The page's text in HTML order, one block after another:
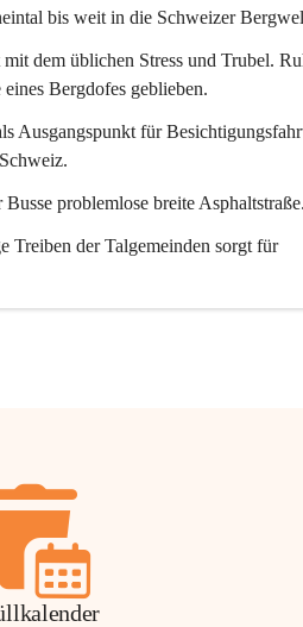
bis weit in die Schweizer
dem üblichen Stress und Trubel.
Bergdofes geblieben.
Ausgangspunkt für
problemlose breite
Treiben der Talgemeinden sorgt für